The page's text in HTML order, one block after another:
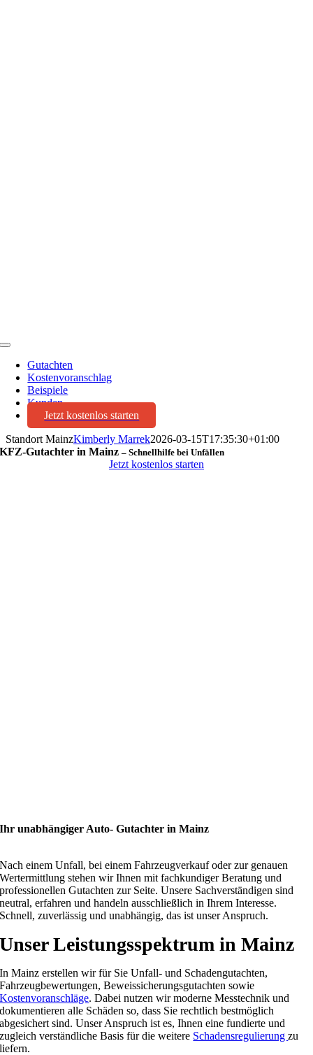
Toggle
NavigationGutachten
Kostenvoranschlag
Beispiele
Kunden
Jetzt kostenlos starten
Standort MainzKimberly Marrek2026-03-15T17:35:30+01:00
KFZ-Gutachter in Mainz– Schnellhilfe bei Unfällen
Jetzt kostenlos starten
Ihr unabhängiger Auto- Gutachter in Mainz
Nach einem Unfall, bei einem Fahrzeugverkauf oder zur genauen
Wertermittlung stehen wir Ihnen mit fachkundiger Beratung und
professionellen Gutachten zur Seite. Unsere Sachverständigen sind
neutral, erfahren und handeln ausschließlich in Ihrem Interesse.
Schnell, zuverlässig und unabhängig, das ist unser Anspruch.
Unser Leistungsspektrum in Mainz
In Mainz erstellen wir für Sie Unfall- und Schadengutachten,
Fahrzeugbewertungen, Beweissicherungsgutachten sowie
Kostenvoranschläge. Dabei nutzen wir moderne Messtechnik und
dokumentieren alle Schäden so, dass Sie rechtlich bestmöglich
abgesichert sind. Unser Anspruch ist es, Ihnen eine fundierte und
zugleich verständliche Basis für die weitere Schadensregulierungzu
liefern.